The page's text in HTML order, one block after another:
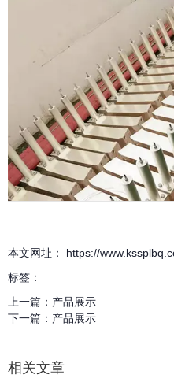
本文网址： https://
标签：
上一篇： 产品展示
下一篇： 产品展示
相关文章